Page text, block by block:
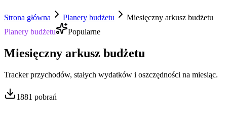
Strona główna Planery budżetu
Miesięczny arkusz budżetu
Planery budżetu
Popularne
Miesięczny arkusz budżetu
Tracker przychodów, stałych wydatków i oszczędności na miesiąc.
1881 pobrań